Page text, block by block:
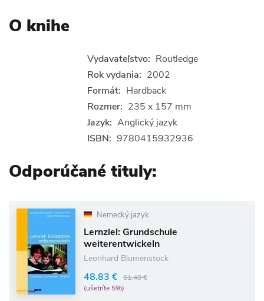
O knihe
Vydavateľstvo: Routledge
Rok vydania: 2002
Formát: Hardback
Rozmer: 235 x 157 mm
Jazyk: Anglický jazyk
ISBN: 9780415932936
Odporúčané tituly:
Nemecký jazyk
Lernziel: Grundschule
weiterentwickeln
Leonhard Blumenstock
48.83 € 51.40 €
(ušetríte 5%)